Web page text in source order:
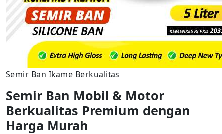
Semir Ban Ikame Berkualitas
Semir Ban Mobil & Motor
Berkualitas Premium dengan
Harga Murah